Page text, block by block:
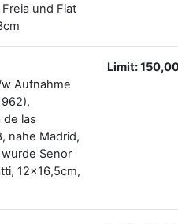
und Fiat
Aufnahme
las
nahe Madrid,
Senor
12x16,5cm,
Limit: